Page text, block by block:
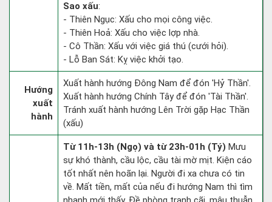
Sao xấu:
- Thiên Ngục: Xấu cho mọi công việc.
- Thiên Hoả: Xấu cho việc lợp nhà.
- Cô Thần: Xấu với việc giá thú (cưới hỏi).
- Lỗ Ban Sát: Kỵ việc khởi tạo.
Hướng
xuất
hành
Xuất hành hướng Đông Nam để đón 'Hỷ Thần'.
Xuất hành hướng Chính Tây để đón 'Tài Thần'.
Tránh xuất hành hướng Lên Trời gặp Hạc Thần
(xấu)
Từ 11h-13h (Ngọ) và từ 23h-01h (Tý) Mưu
sự khó thành, cầu lộc, cầu tài mờ mịt. Kiện cáo
tốt nhất nên hoãn lại. Người đi xa chưa có tin
về. Mất tiền, mất của nếu đi hướng Nam thì tìm